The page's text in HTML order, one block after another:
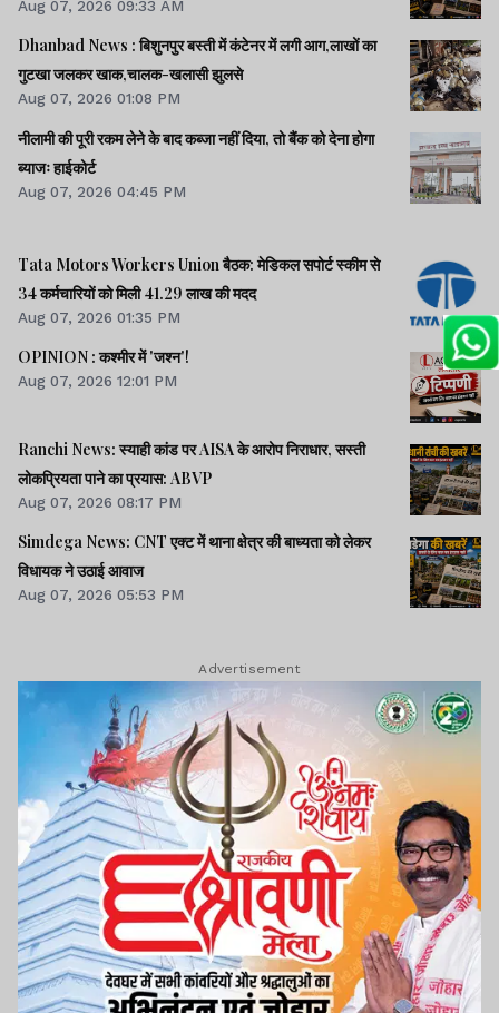
Aug 07, 2026 09:33 AM
Dhanbad News : बिशुनपुर बस्ती में कंटेनर में लगी आग,लाखों का
गुटखा जलकर खाक,चालक-खलासी झुलसे
Aug 07, 2026 01:08 PM
नीलामी की पूरी रकम लेने के बाद कब्जा नहीं दिया, तो बैंक को देना होगा
ब्याजः हाईकोर्ट
Aug 07, 2026 04:45 PM
Tata Motors Workers Union बैठक: मेडिकल सपोर्ट स्कीम से
34 कर्मचारियों को मिली 41.29 लाख की मदद
Aug 07, 2026 01:35 PM
OPINION : कश्मीर में 'जश्न'!
Aug 07, 2026 12:01 PM
Ranchi News: स्याही कांड पर AISA के आरोप निराधार, सस्ती
लोकप्रियता पाने का प्रयास: ABVP
Aug 07, 2026 08:17 PM
Simdega News: CNT एक्ट में थाना क्षेत्र की बाध्यता को लेकर
विधायक ने उठाई आवाज
Aug 07, 2026 05:53 PM
Advertisement